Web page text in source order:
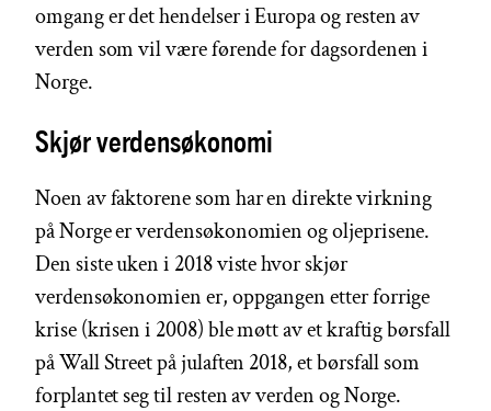
omgang er det hendelser i Europa og resten av
verden som vil være førende for dagsordenen i
Norge.
Skjør verdensøkonomi
Noen av faktorene som har en direkte virkning
på Norge er verdensøkonomien og oljeprisene.
Den siste uken i 2018 viste hvor skjør
verdensøkonomien er, oppgangen etter forrige
krise (krisen i 2008) ble møtt av et kraftig børsfall
på Wall Street på julaften 2018, et børsfall som
forplantet seg til resten av verden og Norge.